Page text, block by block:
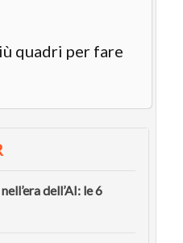
quadri per fare
dell’AI: le 6